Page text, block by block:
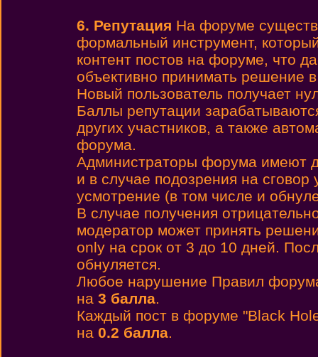
6. Репутация На форуме
формальный инструмент,
контент постов на форуме, что
объективно принимать решение
Новый пользователь получает
Баллы репутации
других участников, а также
форума.
Администраторы форума имеют
и в случае подозрения на
усмотрение (в том числе и
В случае получения
модератор может принять
only на срок от 3 до 10 дней.
обнуляется.
Любое нарушение Правил
на 3 балла.
Каждый пост в форуме "Black
на 0.2 балла.